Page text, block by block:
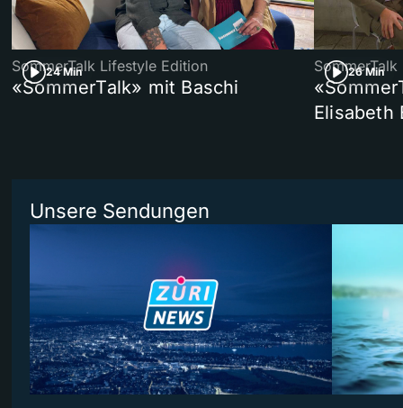
24 Min
SommerTalk Lifestyle Edition
«SommerTalk» mit Baschi
26 Min
SommerTalk
Elisabeth
Unsere Sendungen